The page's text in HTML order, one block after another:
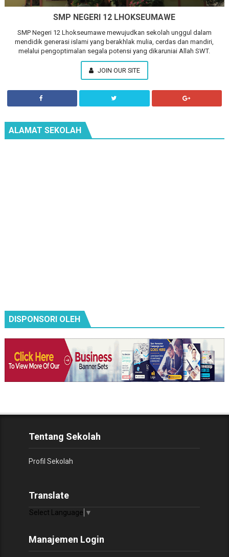
SMP NEGERI 12 LHOKSEUMAWE
SMP Negeri 12 Lhokseumawe mewujudkan sekolah unggul dalam
mendidik generasi islami yang berakhlak mulia, cerdas dan mandiri,
melalui pengoptimalan segala potensi yang dikaruniai Allah SWT.
JOIN OUR SITE
ALAMAT SEKOLAH
DISPONSORI OLEH
Tentang Sekolah
Profil Sekolah
Translate
Select Language ▼
Manajemen Login